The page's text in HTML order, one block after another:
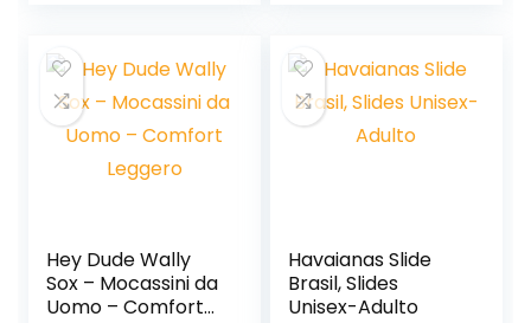
Hey Dude Wally
Sox – Mocassini da
Uomo – Comfort
Havaianas Slide
Brasil, Slides
Unisex-Adulto